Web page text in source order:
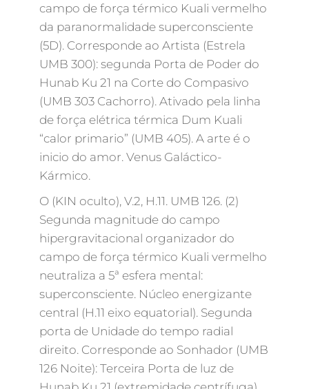
campo de força térmico Kuali vermelho
da paranormalidade superconsciente
(5D). Corresponde ao Artista (Estrela
UMB 300): segunda Porta de Poder do
Hunab Ku 21 na Corte do Compasivo
(UMB 303 Cachorro). Ativado pela linha
de força elétrica térmica Dum Kuali
“calor primario” (UMB 405). A arte é o
inicio do amor. Venus Galáctico-
Kármico.
O (KIN oculto), V.2, H.11. UMB 126. (2)
Segunda magnitude do campo
hipergravitacional organizador do
campo de força térmico Kuali vermelho
neutraliza a 5ª esfera mental:
superconsciente. Núcleo energizante
central (H.11 eixo equatorial). Segunda
porta de Unidade do tempo radial
direito. Corresponde ao Sonhador (UMB
126 Noite): Terceira Porta de luz de